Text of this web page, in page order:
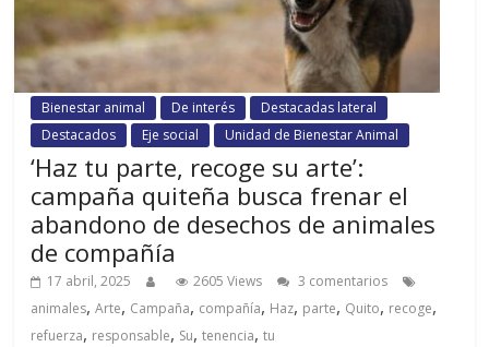
Bienestar animal De interés
Destacadas lateral
Destacados
Eje social Unidad de Bienestar Animal
‘Haz tu parte, recoge su arte’:
campaña quiteña busca frenar el
abandono de desechos de animales
de compañía
17 abril, 2025 2605 Views
3 comentarios
animales,Arte, Campaña, compañía, Haz, parte, Quito, recoge,
refuerza, responsable, Su,tenencia,tu